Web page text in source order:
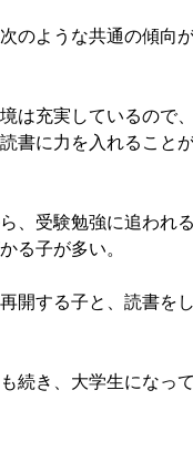
のような共通の傾向
は充実しているので
書に力を入れること
、受験勉強に追われ
る子が多い。
開する子と、読書を
続き、大学生になっ